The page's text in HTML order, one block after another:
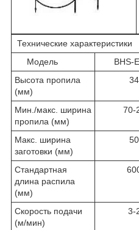
Технические характеристики
Модель
BHS-
Высота пропила
(мм)
Мин./макс. ширина
пропила (мм)
70-
Макс. ширина
заготовки (мм)
Стандартная
длина распила
(мм)
Скорость подачи
(м/мин)
3-